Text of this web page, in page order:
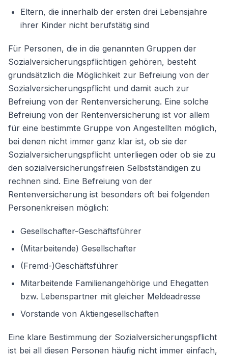
Eltern, die innerhalb der ersten drei Lebensjahre
ihrer Kinder nicht berufstätig sind
Für Personen, die in die genannten Gruppen der
Sozialversicherungspflichtigen gehören, besteht
grundsätzlich die Möglichkeit zur Befreiung von der
Sozialversicherungspflicht und damit auch zur
Befreiung von der Rentenversicherung. Eine solche
Befreiung von der Rentenversicherung ist vor allem
für eine bestimmte Gruppe von Angestellten möglich,
bei denen nicht immer ganz klar ist, ob sie der
Sozialversicherungspflicht unterliegen oder ob sie zu
den sozialversicherungsfreien Selbstständigen zu
rechnen sind. Eine Befreiung von der
Rentenversicherung ist besonders oft bei folgenden
Personenkreisen möglich:
Gesellschafter-Geschäftsführer
(Mitarbeitende) Gesellschafter
(Fremd-)Geschäftsführer
Mitarbeitende Familienangehörige und Ehegatten
bzw. Lebenspartner mit gleicher Meldeadresse
Vorstände von Aktiengesellschaften
Eine klare Bestimmung der Sozialversicherungspflicht
ist bei all diesen Personen häufig nicht immer einfach,